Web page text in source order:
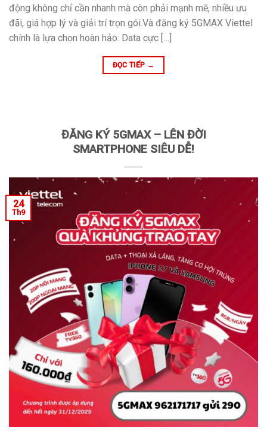
động không chỉ cần nhanh mà còn phải mạnh mẽ, nhiều ưu
đãi, giá hợp lý và giải trí trọn gói.Và đăng ký 5GMAX Viettel
chính là lựa chọn hoàn hảo: Data cực […]
ĐỌC TIẾP →
ĐĂNG KÝ 5GMAX – LÊN ĐỜI
SMARTPHONE SIÊU DỄ!
24
Th9